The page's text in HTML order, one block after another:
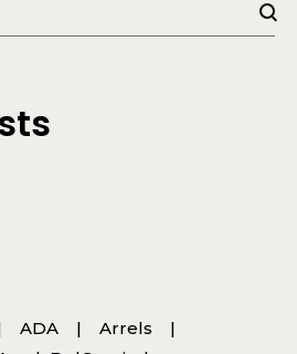
ADA
Arrels